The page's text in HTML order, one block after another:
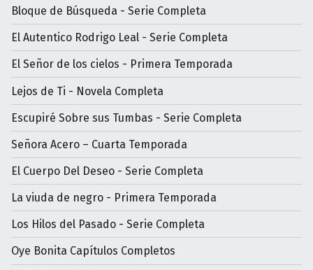
Bloque de Búsqueda - Serie Completa
El Autentico Rodrigo Leal - Serie Completa
El Señor de los cielos - Primera Temporada
Lejos de Ti - Novela Completa
Escupiré Sobre sus Tumbas - Serie Completa
Señora Acero – Cuarta Temporada
El Cuerpo Del Deseo - Serie Completa
La viuda de negro - Primera Temporada
Los Hilos del Pasado - Serie Completa
Oye Bonita Capítulos Completos